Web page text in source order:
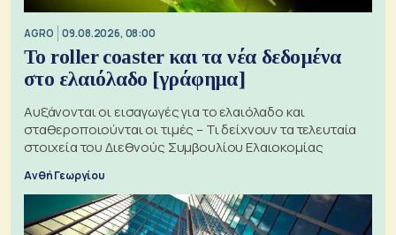
AGRO 09.08.2026, 08:00
Το roller coaster και τα νέα δεδομένα
στο ελαιόλαδο [γράφημα]
Αυξάνονται οι εισαγωγές για το ελαιόλαδο και
σταθεροποιούνται οι τιμές – Τι δείχνουν τα τελευταία
στοιχεία του Διεθνούς Συμβουλίου Ελαιοκομίας
Ανθή Γεωργίου